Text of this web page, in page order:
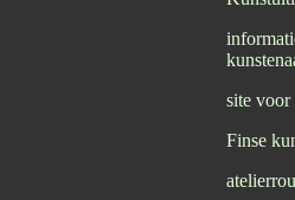
site voor
Finse